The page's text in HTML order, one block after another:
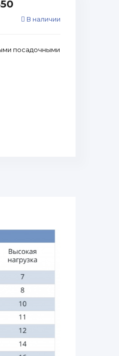
В наличии
посадочными